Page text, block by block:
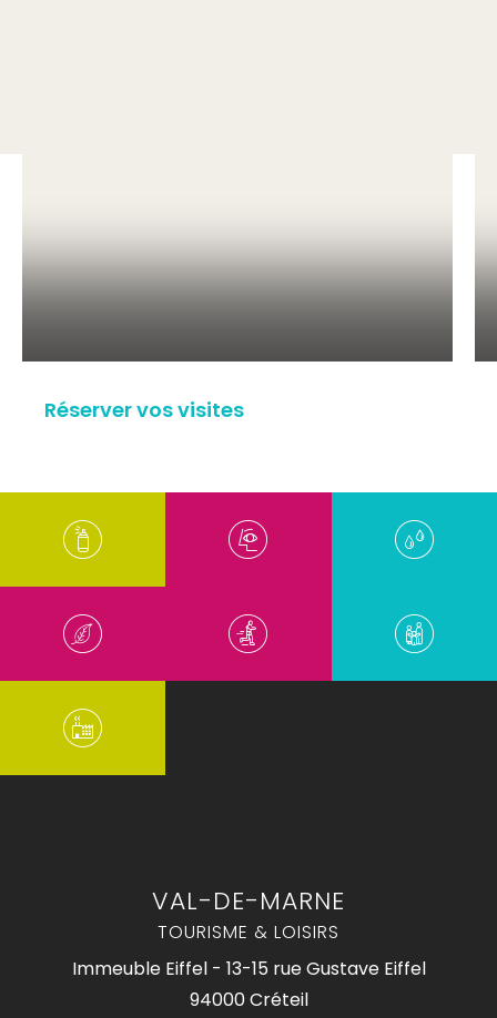
Réserver vos visites
VAL-DE-MARNE
TOURISME & LOISIRS
Immeuble Eiffel - 13-15 rue Gustave Eiffel
94000 Créteil